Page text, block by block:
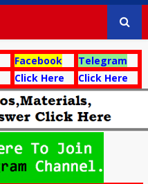
Facebook
Telegram
Click Here Click Here